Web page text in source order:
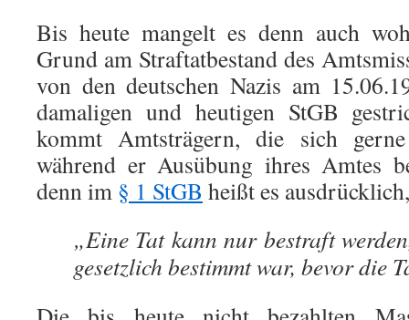
Bis heute mangelt es denn auch
Grund am Straftatbestand des
von den deutschen Nazis am
damaligen und heutigen StGB
kommt Amtsträgern, die sich
während er Ausübung ihres Amtes
denn im § 1 StGB heißt es
„Eine Tat kann nur bestraft
gesetzlich bestimmt war, bevor die